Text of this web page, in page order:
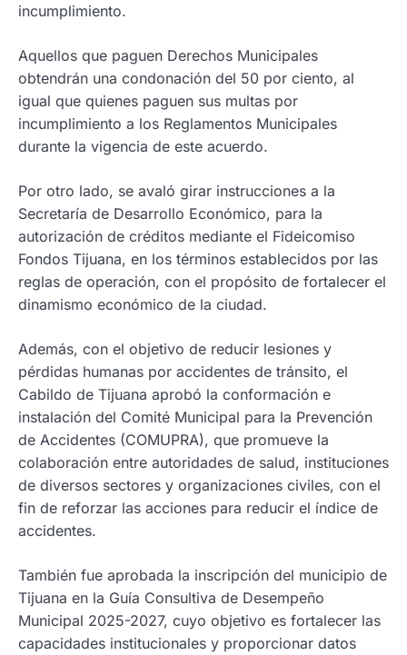
incumplimiento.
Aquellos que paguen Derechos Municipales
obtendrán una condonación del 50 por ciento, al
igual que quienes paguen sus multas por
incumplimiento a los Reglamentos Municipales
durante la vigencia de este acuerdo.
Por otro lado, se avaló girar instrucciones a la
Secretaría de Desarrollo Económico, para la
autorización de créditos mediante el Fideicomiso
Fondos Tijuana, en los términos establecidos por las
reglas de operación, con el propósito de fortalecer el
dinamismo económico de la ciudad.
Además, con el objetivo de reducir lesiones y
pérdidas humanas por accidentes de tránsito, el
Cabildo de Tijuana aprobó la conformación e
instalación del Comité Municipal para la Prevención
de Accidentes (COMUPRA), que promueve la
colaboración entre autoridades de salud, instituciones
de diversos sectores y organizaciones civiles, con el
fin de reforzar las acciones para reducir el índice de
accidentes.
También fue aprobada la inscripción del municipio de
Tijuana en la Guía Consultiva de Desempeño
Municipal 2025-2027, cuyo objetivo es fortalecer las
capacidades institucionales y proporcionar datos